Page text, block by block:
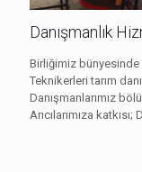
Danışmanlık
Birliğimiz bünyesinde
Teknikerleri tarım
Danışmanlarımız
Arıcılarımıza